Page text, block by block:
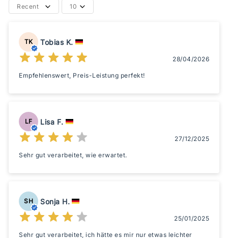
Recent 10
TK Tobias K.
28/04/2026
Empfehlenswert, Preis-Leistung perfekt!
LF Lisa F.
27/12/2025
Sehr gut verarbeitet, wie erwartet.
SH Sonja H.
25/01/2025
Sehr gut verarbeitet, ich hätte es mir nur etwas leichter